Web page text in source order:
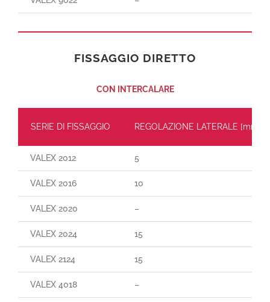
FISSAGGIO DIRETTO
CON INTERCALARE
SERIE DI FISSAGGIO REGOLAZIONE LATERALE [mm]
VALEX 2012 5
VALEX 2016 10
VALEX 2020 –
VALEX 2024 15
VALEX 2124 15
VALEX 4018 –